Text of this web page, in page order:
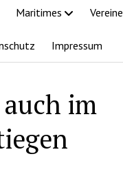
Maritimes Vereine
Impressum
im